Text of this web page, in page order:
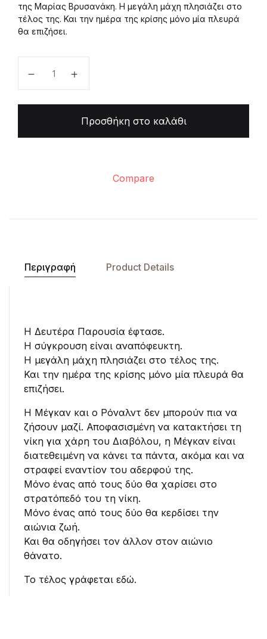
της Μαρίας Βρυσανάκη. Η μεγάλη μάχη πλησιάζει στο
τέλος της. Και την ημέρα της κρίσης μόνο μία πλευρά
θα επιζήσει.
Προσθήκη στο καλάθι
Compare
Περιγραφή Product Details
Η Δευτέρα Παρουσία έφτασε.
Η σύγκρουση είναι αναπόφευκτη.
Η μεγάλη μάχη πλησιάζει στο τέλος της.
Και την ημέρα της κρίσης μόνο μία πλευρά θα
επιζήσει.
Η Μέγκαν και ο Ρόναλντ δεν μπορούν πια να
ζήσουν μαζί. Αποφασισμένη να κατακτήσει τη
νίκη για χάρη του Διαβόλου, η Μέγκαν είναι
διατεθειμένη να κάνει τα πάντα, ακόμα και να
στραφεί εναντίον του αδερφού της.
Μόνο ένας από τους δύο θα χαρίσει στο
στρατόπεδό του τη νίκη.
Μόνο ένας από τους δύο θα κερδίσει την
αιώνια ζωή.
Και θα οδηγήσει τον άλλον στον αιώνιο
θάνατο.
Το τέλος γράφεται εδώ.